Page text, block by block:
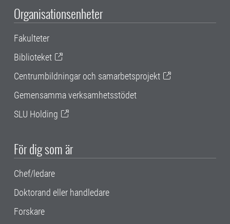
Organisationsenheter
Fakulteter
Biblioteket
Centrumbildningar och samarbetsprojekt
Gemensamma verksamhetsstödet
SLU Holding
För dig som är
Chef/ledare
Doktorand eller handledare
Forskare